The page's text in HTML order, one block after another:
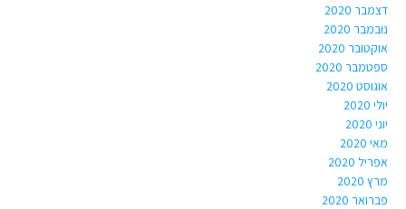
דצמבר 2020
נובמבר 2020
אוקטובר 2020
ספטמבר 2020
אוגוסט 2020
יולי 2020
יוני 2020
מאי 2020
אפריל 2020
מרץ 2020
פברואר 2020